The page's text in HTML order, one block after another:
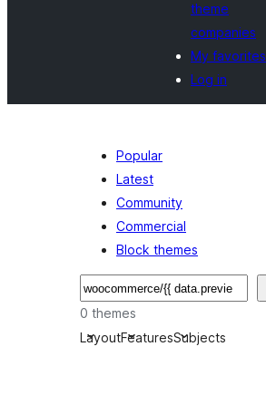
theme
companies
My favorites
Log in
Popular
Latest
Community
Commercial
Block themes
Suchen
0 themes
LayoutFeaturesSubjects